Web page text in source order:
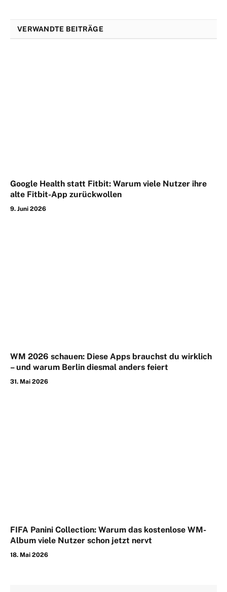
VERWANDTE BEITRÄGE
Google Health statt Fitbit: Warum viele Nutzer ihre
alte Fitbit-App zurückwollen
9. Juni 2026
WM 2026 schauen: Diese Apps brauchst du wirklich
– und warum Berlin diesmal anders feiert
31. Mai 2026
FIFA Panini Collection: Warum das kostenlose WM-
Album viele Nutzer schon jetzt nervt
18. Mai 2026